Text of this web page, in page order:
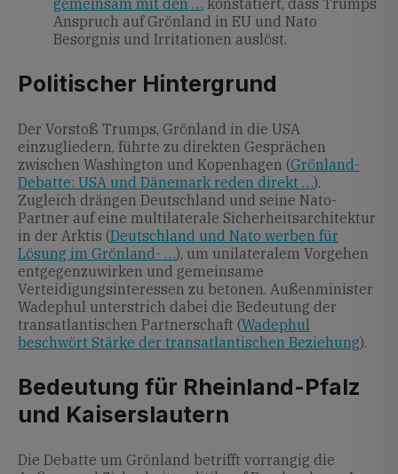
gemeinsam mit den … konstatiert, dass Trumps
Anspruch auf Grönland in EU und Nato
Besorgnis und Irritationen auslöst.
Politischer Hintergrund
Der Vorstoß Trumps, Grönland in die USA
einzugliedern, führte zu direkten Gesprächen
zwischen Washington und Kopenhagen (Grönland-
Debatte: USA und Dänemark reden direkt …).
Zugleich drängen Deutschland und seine Nato-
Partner auf eine multilaterale Sicherheitsarchitektur
in der Arktis (Deutschland und Nato werben für
Lösung im Grönland- …), um unilateralem Vorgehen
entgegenzuwirken und gemeinsame
Verteidigungsinteressen zu betonen. Außenminister
Wadephul unterstrich dabei die Bedeutung der
transatlantischen Partnerschaft (Wadephul
beschwört Stärke der transatlantischen Beziehung).
Bedeutung für Rheinland-Pfalz
und Kaiserslautern
Die Debatte um Grönland betrifft vorrangig die